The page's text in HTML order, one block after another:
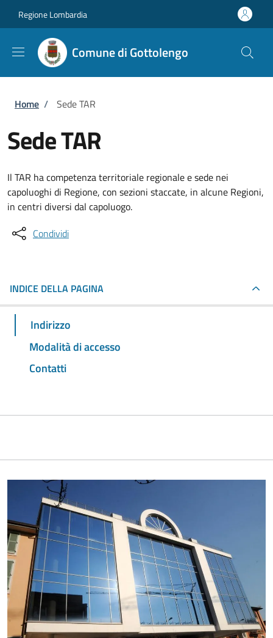
Regione Lombardia
Comune di Gottolengo
Briciole di pane
Home / Sede TAR
Sede TAR
Il TAR ha competenza territoriale regionale e sede nei
capoluoghi di Regione, con sezioni staccate, in alcune Regioni,
in centri diversi dal capoluogo.
Condividi
INDICE DELLA PAGINA
Indirizzo
Modalità di accesso
Contatti